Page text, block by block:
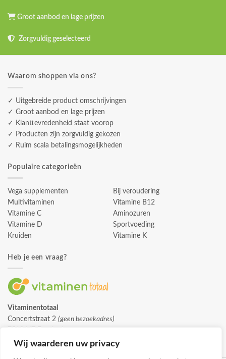
Wij waarderen uw privacy
Groot aanbod en lage prijzen
Zorgvuldig geselecteerd
Waarom shoppen via ons?
✓ Uitgebreide product omschrijvingen
✓ Groot aanbod en lage prijzen
✓ Klanttevredenheid staat voorop
✓ Producten zijn zorgvuldig gekozen
✓ Ruim scala betalingsmogelijkheden
Populaire categorieën
Vega supplementen
Multivitaminen
Vitamine C
Vitamine D
Kruiden
Bij veroudering
Vitamine B12
Aminozuren
Sportvoeding
Vitamine K
Heb je een vraag?
Vitaminentotaal
Concertstraat 2 (geen bezoekadres)
info@vitaminentotaal.nl